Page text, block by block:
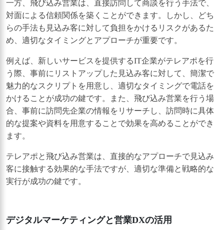
一方、飛び込み営業は、直接訪問して商談を行う手法で、
対面による信頼関係を築くことができます。しかし、どち
らの手法も見込み客に対して負担をかけるリスクがあるた
め、適切なタイミングとアプローチが重要です。
例えば、新しいサービスを提供するIT企業がテレアポを行
う際、事前にリストアップした見込み客に対して、簡潔で
魅力的なスクリプトを用意し、適切なタイミングで電話を
かけることが成功の鍵です。また、飛び込み営業を行う場
合、事前に訪問先企業の情報をリサーチし、訪問時に具体
的な提案や資料を用意することで効果を高めることができ
ます。
テレアポと飛び込み営業は、直接的なアプローチで見込み
客に接触する効果的な手法ですが、適切な準備と戦略的な
実行が成功の鍵です。
デジタルマーケティングと営業DXの活用